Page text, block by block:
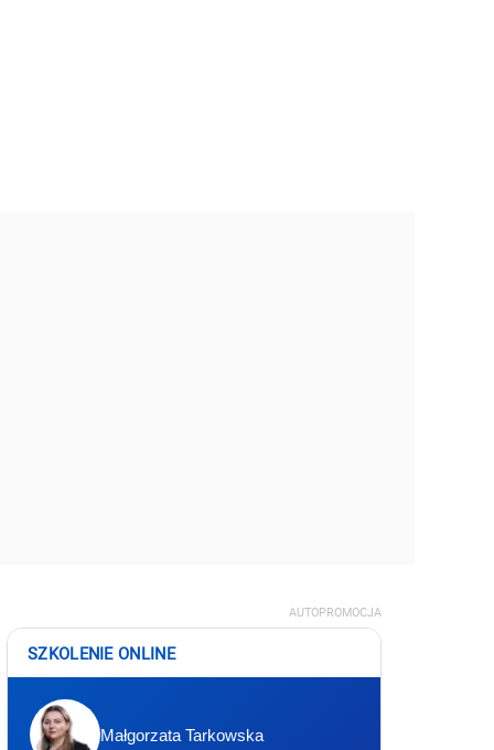
AUTOPROMOCJA
SZKOLENIE ONLINE
Małgorzata Tarkowska